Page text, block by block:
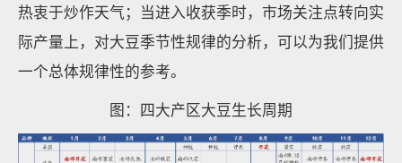
热衷于炒作天气；当进入收获季时，市场关注点转向实
际产量上，对大豆季节性规律的分析，可以为我们提供
一个总体规律性的参考。
图：四大产区大豆生长周期